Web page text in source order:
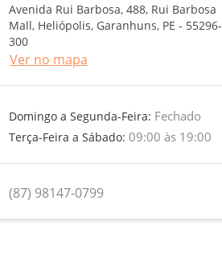
Avenida Rui Barbosa, 488, Rui Barbosa
Mall, Heliópolis, Garanhuns, PE - 55296-
300
Ver no mapa
Domingo a Segunda-Feira: Fechado
Terça-Feira a Sábado: 09:00 às 19:00
(87) 98147-0799